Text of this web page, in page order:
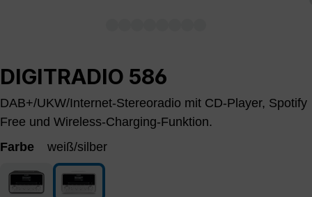
DIGITRADIO 586
DAB+/UKW/Internet-Stereoradio mit CD-Player, Spotify
Free und Wireless-Charging-Funktion.
Farbe
weiß/silber
anthrazit/silberweiß/silber